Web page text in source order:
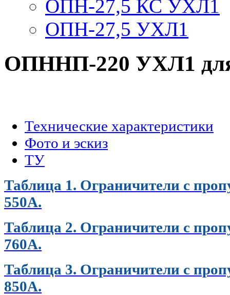
ОПН-27,5 КС УХЛ1
ОПН-27,5 УХЛ1
ОПННП-220 УХЛ1
Технические характеристики
Фото и эскиз
ТУ
Таблица 1. Ограничители с
550А.
Таблица 2. Ограничители с
760А.
Таблица 3. Ограничители с
850А.